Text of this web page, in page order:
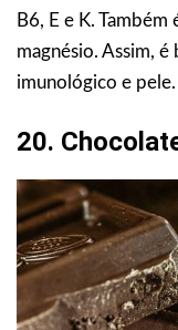
B6, E e K.
magnésio. Assim, é
imunológico e pele.
20.